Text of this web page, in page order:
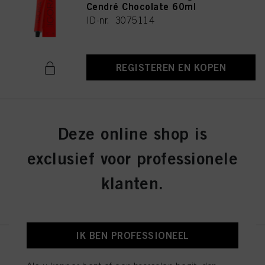
Cendré Chocolate 60ml
ID-nr. 3075114
REGISTEREN EN KOPEN
Cendré Chocolate 60ml
IGORA ROYAL 8-19 Light
Deze online shop is
exclusief voor professionele
klanten.
IK BEN PROFESSIONEEL